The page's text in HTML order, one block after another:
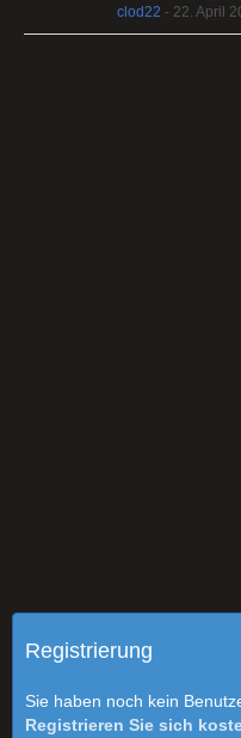
clod22 - 22. April
Registrierung
Sie haben noch kein
Registrieren Sie sich